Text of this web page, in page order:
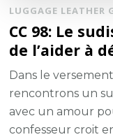
LUGGAGE LEATHER
CC 98: Le
de l’aider à
Dans le
rencontrons un
avec un amour
confesseur croit